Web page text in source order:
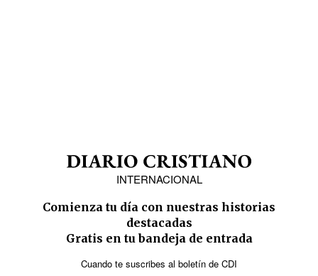
INTERNACIONAL
Comienza tu día con nuestras historias
destacadas
Gratis en tu bandeja de entrada
Cuando te suscribes al boletín de CDI